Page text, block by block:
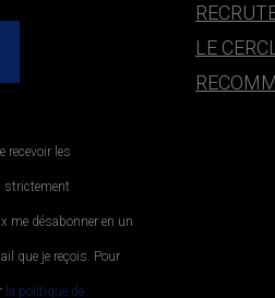
recevoir les
strictement
me désabonner en un
que je reçois. Pour
la politique de
LE